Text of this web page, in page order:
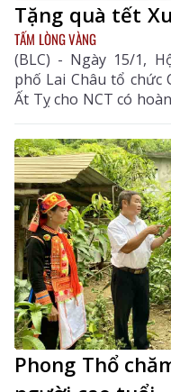
Tặng quà tết
TẤM LÒNG VÀNG
(BLC) - Ngày 15/1,
phố Lai Châu tổ
Ất Tỵ cho NCT có
Phong Thổ